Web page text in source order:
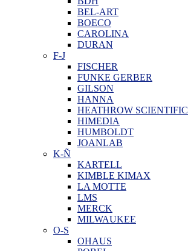
BEL-ART
BOECO
CAROLINA
DURAN
F-J
FISCHER
FUNKE GERBER
GILSON
HANNA
HEATHROW SCIENTIFIC
HIMEDIA
HUMBOLDT
JOANLAB
K-Ñ
KARTELL
KIMBLE KIMAX
LA MOTTE
LMS
MERCK
MILWAUKEE
O-S
OHAUS